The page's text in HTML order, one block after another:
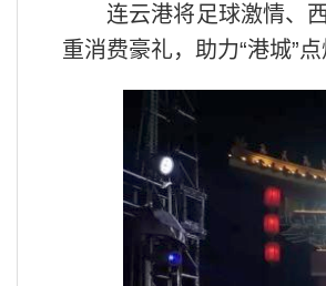
连云港将足球激情、
重消费豪礼，助力“港城”